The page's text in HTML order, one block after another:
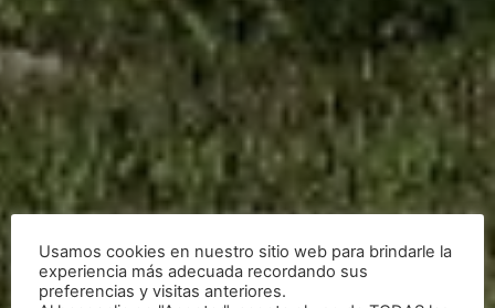
Usamos cookies en nuestro sitio web para brindarle la
experiencia más adecuada recordando sus
preferencias y visitas anteriores.